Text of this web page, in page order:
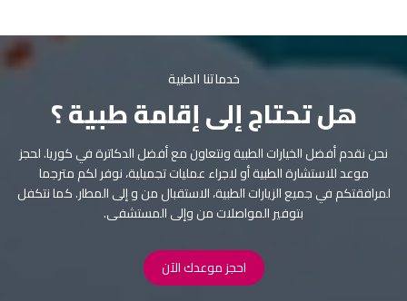
خدماتنا الطبية
هل تحتاج إلى إقامة طبية ؟
نحن نقدم أفضل الخيارات الطبية ونتعاون مع أفضل الدكاترة في كوريا. لحجز
موعد للاستشارة الطبية أو لاجراء عمليات تجميلية، نوفر لكم مترجما
لمرافقتكم في جميع الزيارات الطبية، الاستقبال من و إلى المطار. كما نتكفل
بتوفير المواصلات من وإلى المستشفى.
احجز موعدك الآن